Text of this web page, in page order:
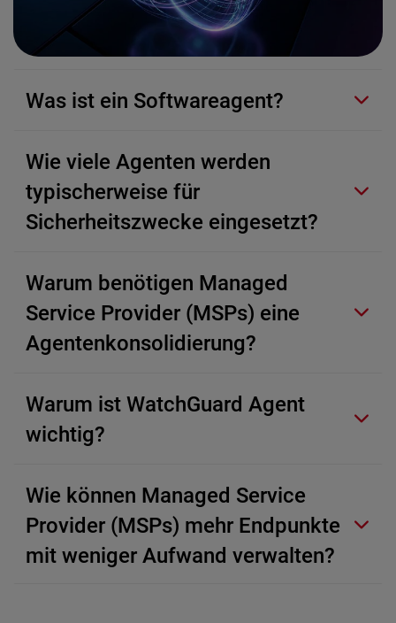
Was ist ein Softwareagent?
Wie viele Agenten werden
typischerweise für
Sicherheitszwecke eingesetzt?
Warum benötigen Managed
Service Provider (MSPs) eine
Agentenkonsolidierung?
Warum ist WatchGuard Agent
wichtig?
Wie können Managed Service
Provider (MSPs) mehr Endpunkte
mit weniger Aufwand verwalten?